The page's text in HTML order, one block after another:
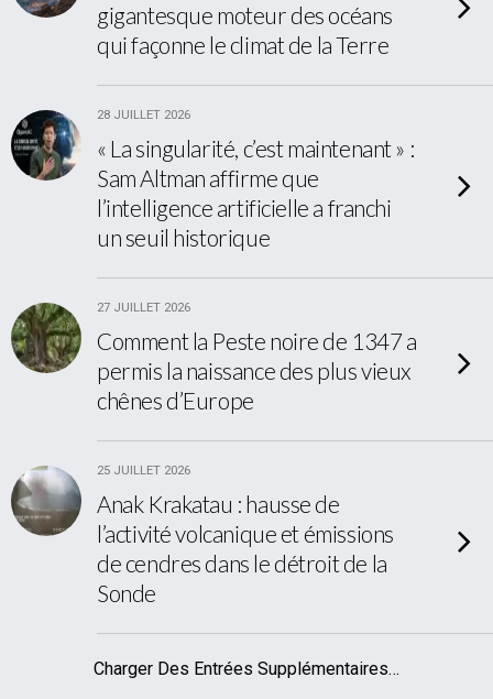
gigantesque moteur des océans
qui façonne le climat de la Terre
28 JUILLET 2026
« La singularité, c’est maintenant » :
Sam Altman affirme que
l’intelligence artificielle a franchi
un seuil historique
27 JUILLET 2026
Comment la Peste noire de 1347 a
permis la naissance des plus vieux
chênes d’Europe
25 JUILLET 2026
Anak Krakatau : hausse de
l’activité volcanique et émissions
de cendres dans le détroit de la
Sonde
Charger Des Entrées Supplémentaires…